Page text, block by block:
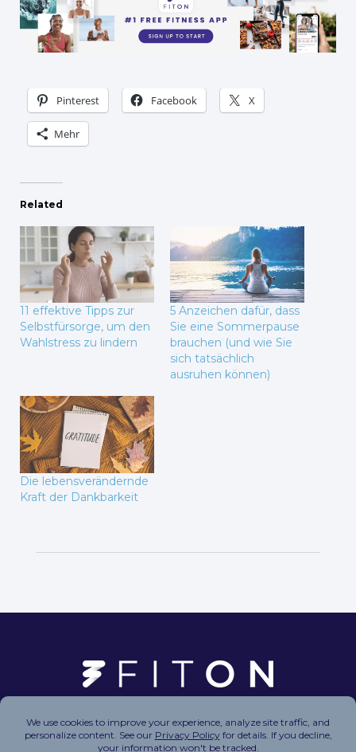
Pinterest Facebook X
Mehr
Related
11 effektive Tipps zur
Selbstfürsorge, um den
Wahlstress zu lindern
5 Anzeichen dafür, dass
Sie eine Sommerpause
brauchen (und wie Sie
sich tatsächlich
ausruhen können)
Die lebensverändernde
Kraft der Dankbarkeit